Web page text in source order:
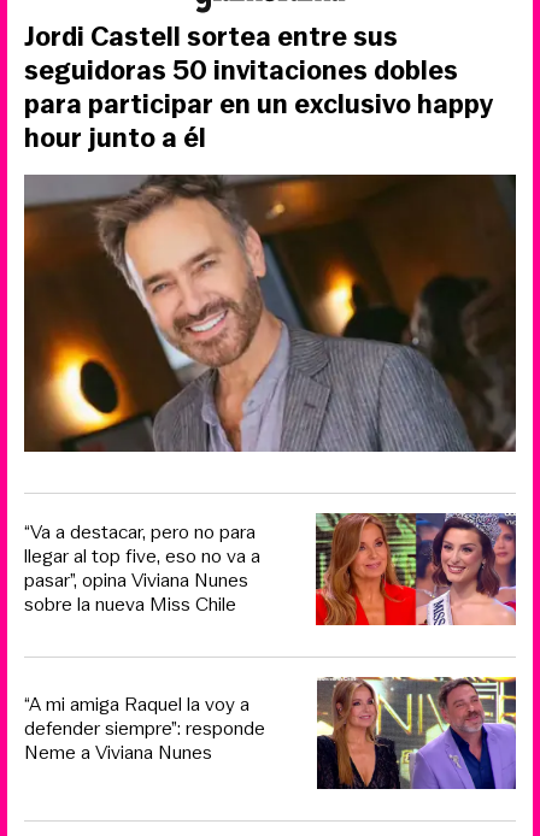
Jordi Castell sortea entre sus
seguidoras 50 invitaciones dobles
para participar en un exclusivo happy
hour junto a él
“Va a destacar, pero no para
llegar al top five, eso no va a
pasar”, opina Viviana Nunes
sobre la nueva Miss Chile
“A mi amiga Raquel la voy a
defender siempre”: responde
Neme a Viviana Nunes